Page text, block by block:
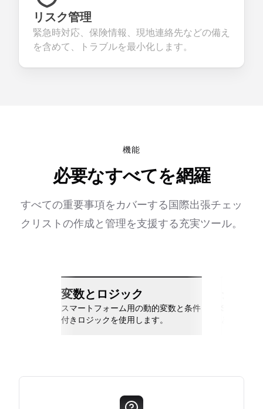
リスク管理
緊急時対応、保険情報、現地連絡先などの備え
を含めて、トラブルを最小化します。
機能
必要なすべてを網羅
すべての重要事項をカバーする国際出張チェッ
クリストの作成と管理を支援する充実ツール。
変数とロジック
スマートフォーム用の動的変数と条件
付きロジックを使用します。